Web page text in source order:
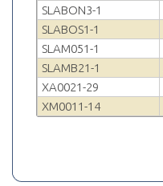
SLABON3-1
SLABOS1-1
SLAM051-1
SLAMB21-1
XA0021-29
XM0011-14